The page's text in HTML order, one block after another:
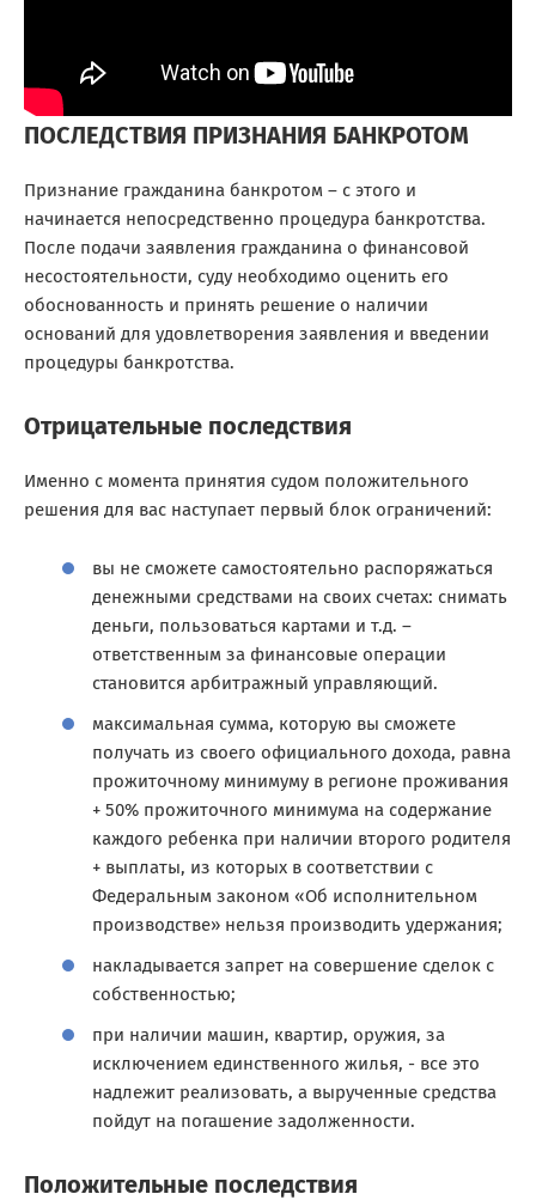
ПОСЛЕДСТВИЯ ПРИЗНАНИЯ БАНКРОТОМ
Признание гражданина банкротом – с этого и
начинается непосредственно процедура банкротства.
После подачи заявления гражданина о финансовой
несостоятельности, суду необходимо оценить его
обоснованность и принять решение о наличии
оснований для удовлетворения заявления и введении
процедуры банкротства.
Отрицательные последствия
Именно с момента принятия судом положительного
решения для вас наступает первый блок ограничений:
вы не сможете самостоятельно распоряжаться
денежными средствами на своих счетах: снимать
деньги, пользоваться картами и т.д. –
ответственным за финансовые операции
становится арбитражный управляющий.
максимальная сумма, которую вы сможете
получать из своего официального дохода, равна
прожиточному минимуму в регионе проживания
+ 50% прожиточного минимума на содержание
каждого ребенка при наличии второго родителя
+ выплаты, из которых в соответствии с
Федеральным законом «Об исполнительном
производстве» нельзя производить удержания;
накладывается запрет на совершение сделок с
собственностью;
при наличии машин, квартир, оружия, за
исключением единственного жилья, - все это
надлежит реализовать, а вырученные средства
пойдут на погашение задолженности.
Положительные последствия